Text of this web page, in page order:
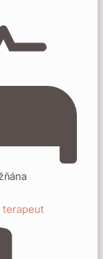
terapeut